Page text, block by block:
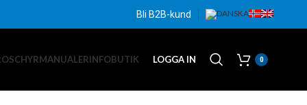
Bli B2B-kund
MANUALERINFOBUTIK LOGGA IN 0